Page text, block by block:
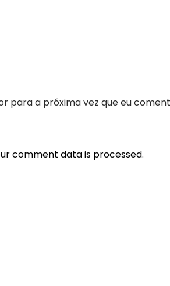
para a próxima vez que eu
comment data is processed.